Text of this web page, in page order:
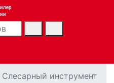
Слесарный инструмент